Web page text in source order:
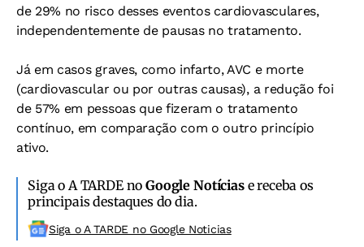
de 29% no risco desses eventos cardiovasculares,
independentemente de pausas no tratamento.
Já em casos graves, como infarto, AVC e morte
(cardiovascular ou por outras causas), a redução foi
de 57% em pessoas que fizeram o tratamento
contínuo, em comparação com o outro princípio
ativo.
Siga o A TARDE noGoogle Notíciase receba os
principais destaques do dia.
Siga o A TARDE no Google Noticias